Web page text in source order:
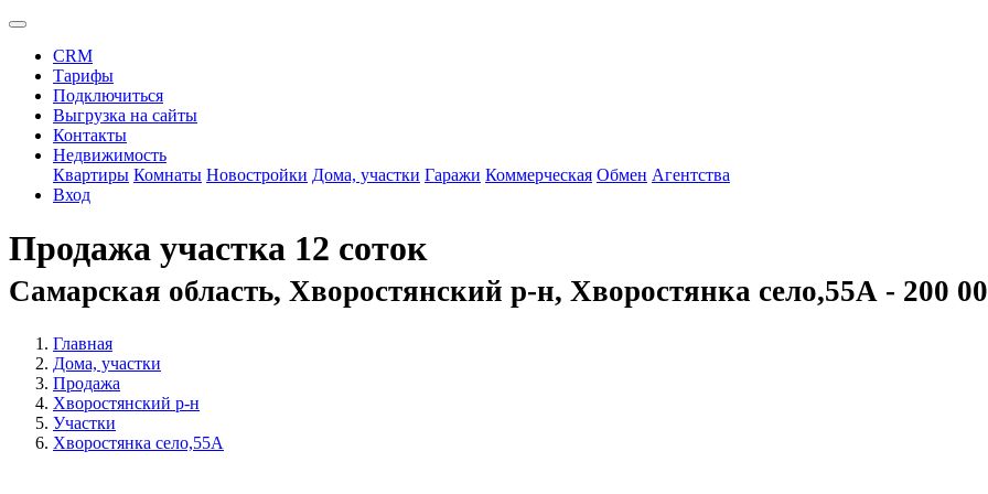
CRM
Тарифы
Подключиться
Выгрузка на сайты
Контакты
Недвижимость
Квартиры Комнаты Новостройки Дома, участки Гаражи Коммерческая Обмен Агентства
Вход
Продажа участка 12 соток
Самарская область, Хворостянский р-н, Хворостянка село,55А - 200
Главная
Дома, участки
Продажа
Хворостянский р-н
Участки
Хворостянка село,55А